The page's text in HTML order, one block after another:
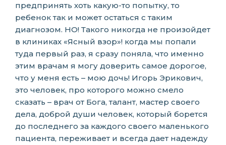
предпринять хоть какую-то попытку, то
ребенок так и может остаться с таким
диагнозом. НО! Такого никогда не произойдет
в клиниках «Ясный взор»! когда мы попали
туда первый раз, я сразу поняла, что именно
этим врачам я могу доверить самое дорогое,
что у меня есть – мою дочь! Игорь Эрикович,
это человек, про которого можно смело
сказать – врач от Бога, талант, мастер своего
дела, доброй души человек, который борется
до последнего за каждого своего маленького
пациента, переживает и всегда дает надежду